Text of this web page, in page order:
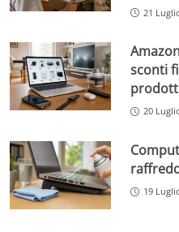
21
sconti
20
19